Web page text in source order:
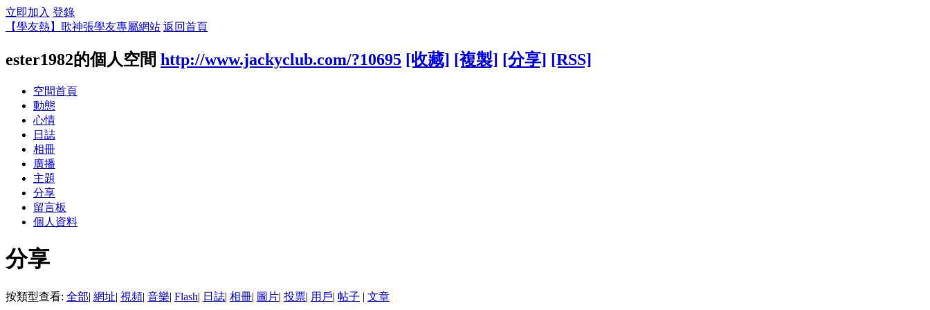
立即加入 登錄
【學友熱】歌神張學友專屬網站 返回首頁
ester1982的個人空間 http://www.jackyclub.com/?10695 [收藏] [複製] [分享] [RSS]
空間首頁
動態
心情
日誌
相冊
廣播
主題
分享
留言板
個人資料
分享
按類型查看: 全部| 網址| 視頻| 音樂| Flash| 日誌| 相冊| 圖片| 投票| 用戶| 帖子 | 文章